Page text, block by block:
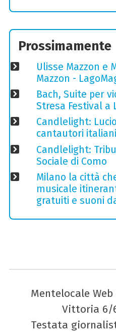
Prossimamente
Ulisse Mazzon e
Mazzon -
Bach, Suite per
Stresa Festival a
Candlelight:
cantautori italiani
Candlelight:
Sociale di Como
Milano la città
musicale
gratuiti e suoni
Mentelocale
Vittoria 6/
Testata